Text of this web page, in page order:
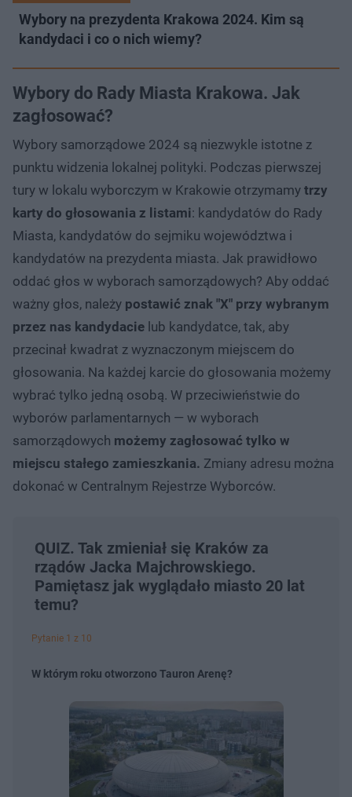
Wybory na prezydenta Krakowa 2024. Kim są
kandydaci i co o nich wiemy?
Wybory do Rady Miasta Krakowa. Jak
zagłosować?
Wybory samorządowe 2024 są niezwykle istotne z
punktu widzenia lokalnej polityki. Podczas pierwszej
tury w lokalu wyborczym w Krakowie otrzymamy trzy
karty do głosowania z listami: kandydatów do Rady
Miasta, kandydatów do sejmiku województwa i
kandydatów na prezydenta miasta. Jak prawidłowo
oddać głos w wyborach samorządowych? Aby oddać
ważny głos, należy postawić znak "X" przy wybranym
przez nas kandydacie lub kandydatce, tak, aby
przecinał kwadrat z wyznaczonym miejscem do
głosowania. Na każdej karcie do głosowania możemy
wybrać tylko jedną osobą. W przeciwieństwie do
wyborów parlamentarnych — w wyborach
samorządowych możemy zagłosować tylko w
miejscu stałego zamieszkania. Zmiany adresu można
dokonać w Centralnym Rejestrze Wyborców.
QUIZ. Tak zmieniał się Kraków za
rządów Jacka Majchrowskiego.
Pamiętasz jak wyglądało miasto 20 lat
temu?
Pytanie 1 z 10
W którym roku otworzono Tauron Arenę?